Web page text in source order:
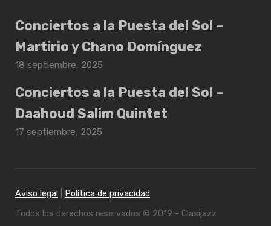
Conciertos a la Puesta del Sol –
Martirio y Chano Domínguez
18 septiembre, 2025
Conciertos a la Puesta del Sol –
Daahoud Salim Quintet
17 septiembre, 2025
Aviso legal
Política de privacidad
Todos los derechos reservados © 2019 - Clasijazz